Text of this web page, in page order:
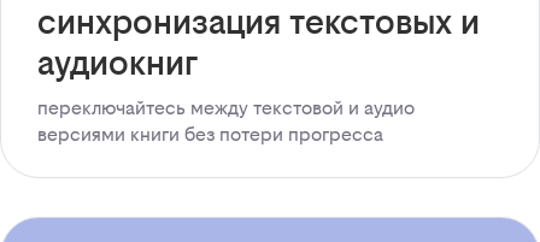
синхронизация текстовых и
аудиокниг
переключайтесь между текстовой и аудио
версиями книги без потери прогресса